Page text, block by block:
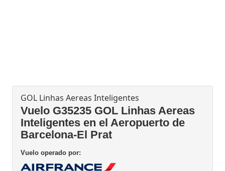
GOL Linhas Aereas Inteligentes
Vuelo G35235 GOL Linhas Aereas
Inteligentes en el Aeropuerto de
Barcelona-El Prat
Vuelo operado por: